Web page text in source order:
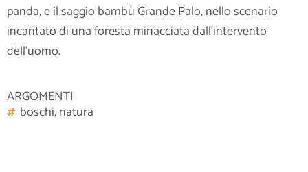
panda, e il saggio bambù Grande Palo, nello scenario
incantato di una foresta minacciata dall’intervento
dell’uomo.
ARGOMENTI
boschi,natura